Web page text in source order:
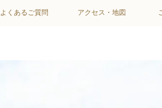
よくあるご質問 アクセス・地図